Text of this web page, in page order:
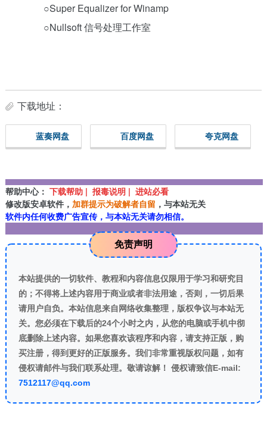
○Super Equalizer for Winamp
○Nullsoft 信号处理工作室
下载地址：
蓝奏网盘 百度网盘 夸克网盘
帮助中心： 下载帮助 | 报毒说明 | 进站必看
修改版安卓软件， 加群提示为破解者自留 ，与本站无关
软件内任何收费广告宣传，与本站无关请勿相信。
免责声明
本站提供的一切软件、教程和内容信息仅限用于学习和研究目
的；不得将上述内容用于商业或者非法用途，否则，一切后果
请用户自负。本站信息来自网络收集整理，版权争议与本站无
关。您必须在下载后的24个小时之内，从您的电脑或手机中彻
底删除上述内容。如果您喜欢该程序和内容，请支持正版，购
买注册，得到更好的正版服务。我们非常重视版权问题，如有
侵权请邮件与我们联系处理。敬请谅解！ 侵权请致信E-mail:
7512117@qq.com